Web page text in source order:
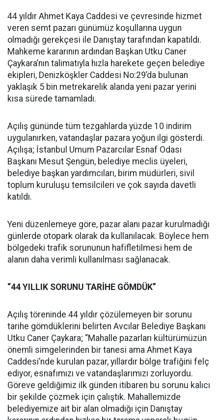
44 yıldır Ahmet Kaya Caddesi ve çevresinde hizmet
veren semt pazarı günümüz koşullarına uygun
olmadığı gerekçesi ile Danıştay tarafından kapatıldı.
Mahkeme kararının ardından Başkan Utku Caner
Çaykara’nın talimatıyla hızla harekete geçen belediye
ekipleri, Denizköşkler Caddesi No:29’da bulunan
yaklaşık 5 bin metrekarelik alanda yeni pazar yerini
kısa sürede tamamladı.
Açılış gününde tüm tezgahlarda yüzde 10 indirim
uygulanırken, vatandaşlar pazara yoğun ilgi gösterdi.
Açılışa; İstanbul Umum Pazarcılar Esnaf Odası
Başkanı Mesut Şengün, belediye meclis üyeleri,
belediye başkan yardımcıları, birim müdürleri, sivil
toplum kuruluşu temsilcileri ve çok sayıda davetli
katıldı.
Yeni düzenlemeye göre, pazar alanı pazar kurulmadığı
günlerde otopark olarak da kullanılacak. Böylece hem
bölgedeki trafik sorununun hafifletilmesi hem de
alanın daha verimli kullanılması sağlanacak.
“44 YILLIK SORUNU TARİHE GÖMDÜK”
Açılış töreninde 44 yıldır çözülemeyen bir sorunu
tarihe gömdüklerini belirten Avcılar Belediye Başkanı
Utku Caner Çaykara; “Mahalle pazarları kültürümüzün
önemli simgelerinden bir tanesi ama Ahmet Kaya
Caddesi’nde kurulan pazar, yıllardır bölge trafiğini felç
ediyor, esnafımızı ve vatandaşlarımızı zorluyordu.
Göreve geldiğimiz ilk günden itibaren bu sorunu kalıcı
bir şekilde çözmek için çalıştık. Mahallemizde
belediyemize ait bir alan olmadığı için Danıştay